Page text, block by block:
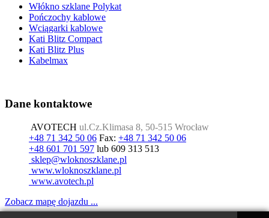
Włókno szklane Polykat
Pończochy kablowe
Wciągarki kablowe
Kati Blitz Compact
Kati Blitz Plus
Kabelmax
Dane kontaktowe
AVOTECH ul.Cz.Klimasa 8, 50-515 Wrocław
+48 71 342 50 06 Fax: +48 71 342 50 06
+48 601 701 597 lub 609 313 513
www.wloknoszklane.pl
www.avotech.pl
Zobacz mapę dojazdu ...